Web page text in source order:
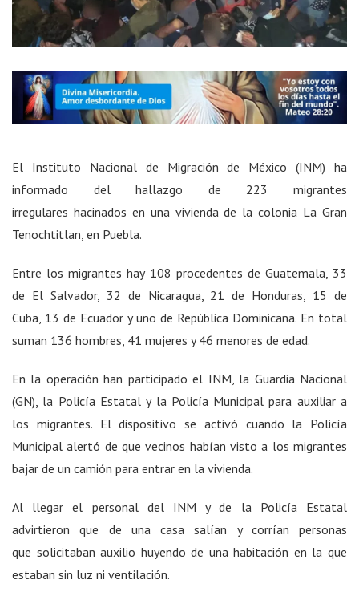
El Instituto Nacional de Migración de México (INM) ha
informado del hallazgo de 223 migrantes
irregulares hacinados en una vivienda de la colonia La Gran
Tenochtitlan, en Puebla.
Entre los migrantes hay 108 procedentes de Guatemala, 33
de El Salvador, 32 de Nicaragua, 21 de Honduras, 15 de
Cuba, 13 de Ecuador y uno de República Dominicana. En total
suman 136 hombres, 41 mujeres y 46 menores de edad.
En la operación han participado el INM, la Guardia Nacional
(GN), la Policía Estatal y la Policía Municipal para auxiliar a
los migrantes. El dispositivo se activó cuando la Policía
Municipal alertó de que vecinos habían visto a los migrantes
bajar de un camión para entrar en la vivienda.
Al llegar el personal del INM y de la Policía Estatal
advirtieron que de una casa salían y corrían personas
que solicitaban auxilio huyendo de una habitación en la que
estaban sin luz ni ventilación.